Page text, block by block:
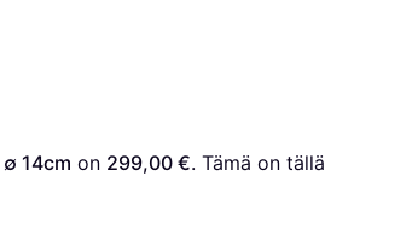
14cm on 299,00 €. Tämä on tällä